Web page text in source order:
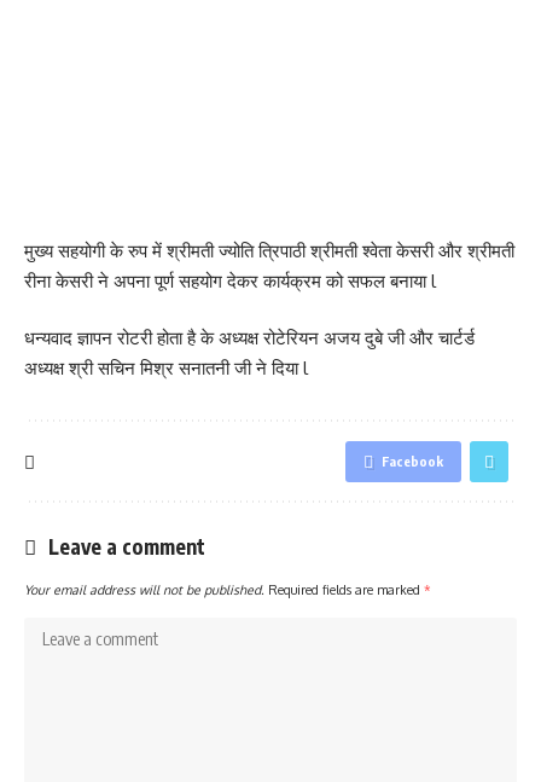
मुख्य सहयोगी के रुप में श्रीमती ज्योति त्रिपाठी श्रीमती श्वेता केसरी और श्रीमती
रीना केसरी ने अपना पूर्ण सहयोग देकर कार्यक्रम को सफल बनाया l
धन्यवाद ज्ञापन रोटरी होता है के अध्यक्ष रोटेरियन अजय दुबे जी और चार्टर्ड
अध्यक्ष श्री सचिन मिश्र सनातनी जी ने दिया l
Facebook
Leave a comment
Your email address will not be published. Required fields are marked *